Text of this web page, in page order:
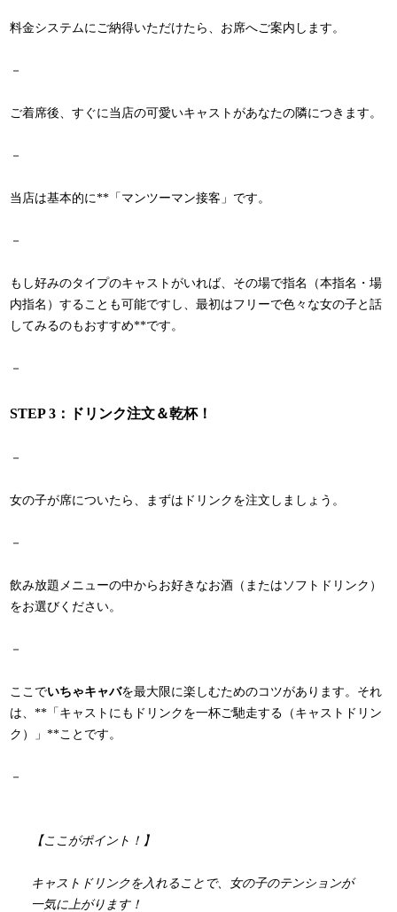
料金システムにご納得いただけたら、お席へご案内します。
－
ご着席後、すぐに当店の可愛いキャストがあなたの隣につきます。
－
当店は基本的に**「マンツーマン接客」です。
－
もし好みのタイプのキャストがいれば、その場で指名（本指名・場
内指名）することも可能ですし、最初はフリーで色々な女の子と話
してみるのもおすすめ**です。
－
STEP 3：ドリンク注文＆乾杯！
－
女の子が席についたら、まずはドリンクを注文しましょう。
－
飲み放題メニューの中からお好きなお酒（またはソフトドリンク）
をお選びください。
－
ここでいちゃキャバを最大限に楽しむためのコツがあります。それ
は、**「キャストにもドリンクを一杯ご馳走する（キャストドリン
ク）」**ことです。
－
【ここがポイント！】
キャストドリンクを入れることで、女の子のテンションが
一気に上がります！